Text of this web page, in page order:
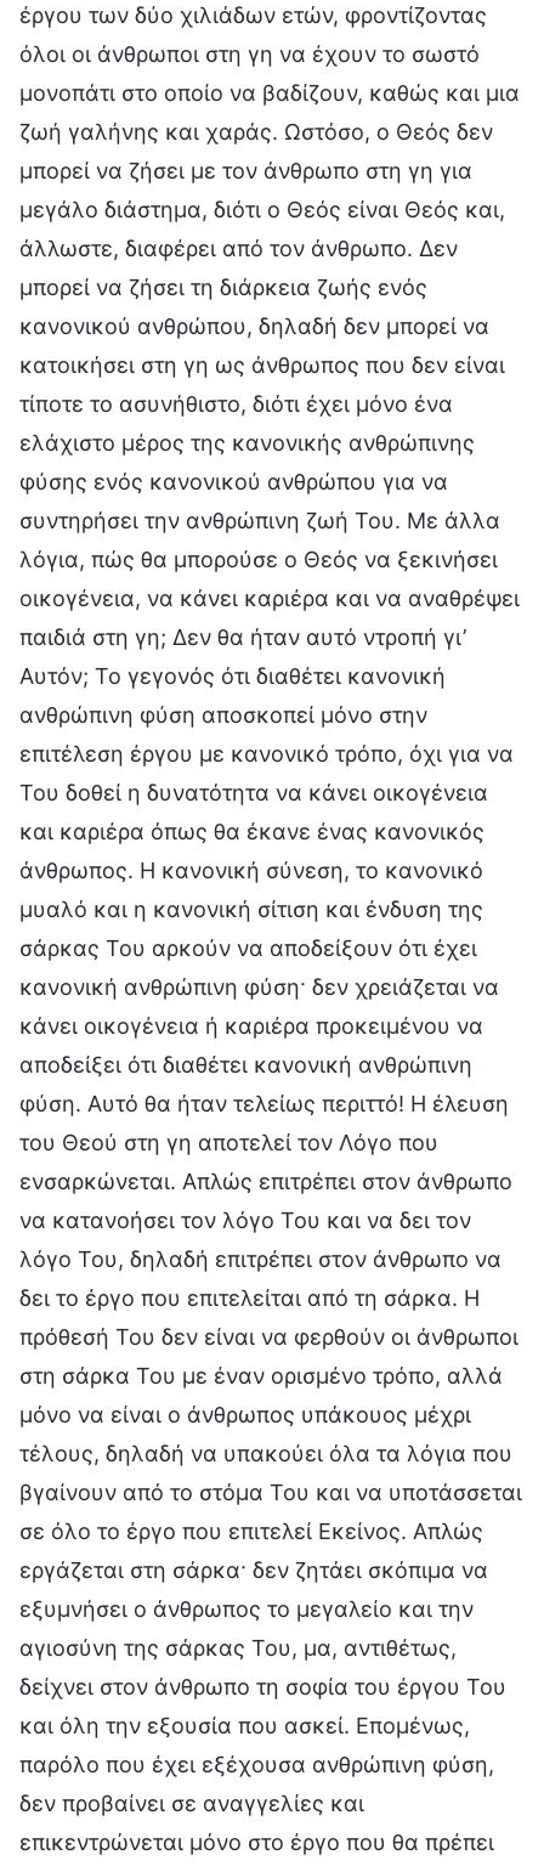
έργου των δύο χιλιάδων ετών, φροντίζοντας
όλοι οι άνθρωποι στη γη να έχουν το σωστό
μονοπάτι στο οποίο να βαδίζουν, καθώς και μια
ζωή γαλήνης και χαράς. Ωστόσο, ο Θεός δεν
μπορεί να ζήσει με τον άνθρωπο στη γη για
μεγάλο διάστημα, διότι ο Θεός είναι Θεός και,
άλλωστε, διαφέρει από τον άνθρωπο. Δεν
μπορεί να ζήσει τη διάρκεια ζωής ενός
κανονικού ανθρώπου, δηλαδή δεν μπορεί να
κατοικήσει στη γη ως άνθρωπος που δεν είναι
τίποτε το ασυνήθιστο, διότι έχει μόνο ένα
ελάχιστο μέρος της κανονικής ανθρώπινης
φύσης ενός κανονικού ανθρώπου για να
συντηρήσει την ανθρώπινη ζωή Του. Με άλλα
λόγια, πώς θα μπορούσε ο Θεός να ξεκινήσει
οικογένεια, να κάνει καριέρα και να αναθρέψει
παιδιά στη γη; Δεν θα ήταν αυτό ντροπή γι’
Αυτόν; Το γεγονός ότι διαθέτει κανονική
ανθρώπινη φύση αποσκοπεί μόνο στην
επιτέλεση έργου με κανονικό τρόπο, όχι για να
Του δοθεί η δυνατότητα να κάνει οικογένεια
και καριέρα όπως θα έκανε ένας κανονικός
άνθρωπος. Η κανονική σύνεση, το κανονικό
μυαλό και η κανονική σίτιση και ένδυση της
σάρκας Του αρκούν να αποδείξουν ότι έχει
κανονική ανθρώπινη φύση· δεν χρειάζεται να
κάνει οικογένεια ή καριέρα προκειμένου να
αποδείξει ότι διαθέτει κανονική ανθρώπινη
φύση. Αυτό θα ήταν τελείως περιττό! Η έλευση
του Θεού στη γη αποτελεί τον Λόγο που
ενσαρκώνεται. Απλώς επιτρέπει στον άνθρωπο
να κατανοήσει τον λόγο Του και να δει τον
λόγο Του, δηλαδή επιτρέπει στον άνθρωπο να
δει το έργο που επιτελείται από τη σάρκα. Η
πρόθεσή Του δεν είναι να φερθούν οι άνθρωποι
στη σάρκα Του με έναν ορισμένο τρόπο, αλλά
μόνο να είναι ο άνθρωπος υπάκουος μέχρι
τέλους, δηλαδή να υπακούει όλα τα λόγια που
βγαίνουν από το στόμα Του και να υποτάσσεται
σε όλο το έργο που επιτελεί Εκείνος. Απλώς
εργάζεται στη σάρκα· δεν ζητάει σκόπιμα να
εξυμνήσει ο άνθρωπος το μεγαλείο και την
αγιοσύνη της σάρκας Του, μα, αντιθέτως,
δείχνει στον άνθρωπο τη σοφία του έργου Του
και όλη την εξουσία που ασκεί. Επομένως,
παρόλο που έχει εξέχουσα ανθρώπινη φύση,
δεν προβαίνει σε αναγγελίες και
επικεντρώνεται μόνο στο έργο που θα πρέπει